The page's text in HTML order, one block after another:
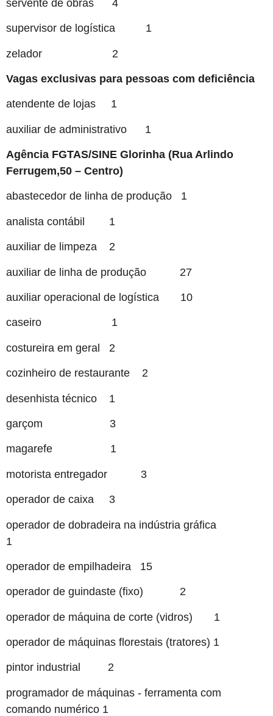
servente de obras 4
supervisor de logística 1
zelador 2
Vagas exclusivas para pessoas com deficiência
atendente de lojas 1
auxiliar de administrativo 1
Agência FGTAS/SINE Glorinha (Rua Arlindo
Ferrugem,50 – Centro)
abastecedor de linha de produção 1
analista contábil 1
auxiliar de limpeza 2
auxiliar de linha de produção 27
auxiliar operacional de logística 10
caseiro 1
costureira em geral 2
cozinheiro de restaurante 2
desenhista técnico 1
garçom 3
magarefe 1
motorista entregador 3
operador de caixa 3
operador de dobradeira na indústria gráfica
1
operador de empilhadeira 15
operador de guindaste (fixo) 2
operador de máquina de corte (vidros) 1
operador de máquinas florestais (tratores) 1
pintor industrial 2
programador de máquinas - ferramenta com
comando numérico 1